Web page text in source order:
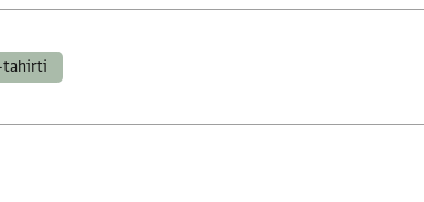
tahirti